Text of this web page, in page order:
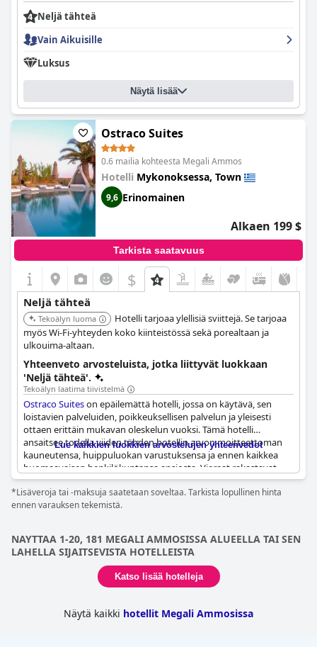
Neljä tähteä
Vain Aikuisille
Luksus
Näytä lisää
Ostraco Suites
0.6 mailia kohteesta Megali Ammos
Hotelli Mykonoksessa, Town
9,6 Erinomainen
Alkaen 199 $
Tarkista saatavuus
$
Neljä tähteä
Tekoälyn luoma
Hotelli tarjoaa ylellisiä sviittejä. Se tarjoaa
myös Wi-Fi-yhteyden koko kiinteistössä sekä porealtaan ja
ulkouima-altaan.
Yhteenveto arvosteluista, jotka liittyvät luokkaan
'Neljä tähteä'.
Tekoälyn laatima tiivistelmä
Ostraco Suiteson epäilemättä hotelli, jossa on käytävä, sen
loistavien palveluiden, poikkeuksellisen palvelun ja yleisesti
ottaen erittäin mukavan oleskelun vuoksi. Tämä hotelli
ansaitsee todella viiden tähden hotellin arvon moitteettoman
kauneutensa, huippuluokan varustuksensa ja ennen kaikkea
huomaavaisen henkilökuntansa ansiosta. Vieraat rakastavat
täydellistä vieraanvaraisuutta, tahrattoman puhtaita huoneita
ja upeaa sijaintia, joka tarjoaa rauhan tyyssijan. Hotellin oma
ravintola on yksinkertaisesti upea, mikä lisää kokonaisvaltaista
kävellä kaupunkiin illalliselle. Yksityinen poreallas on suuri hitti,
ja vieraat ovat tyytyväisiä hinnan tarjoamaan hyvään
vastineeseen. Voit olla varma, että oleskeluOstraco Suites
on jokaisen käytetyn pennin arvoinen!
Lue kaikkien luokkien arvostelujen yhteenvedot
*Lisäveroja tai -maksuja saatetaan soveltaa. Tarkista lopullinen hinta
ennen varauksen tekemistä.
NAYTTAA 1-20, 181 MEGALI AMMOSISSA ALUEELLA TAI SEN
LAHELLA SIJAITSEVISTA HOTELLEISTA
Katso lisää hotelleja
Näytä kaikki hotellit Megali Ammosissa